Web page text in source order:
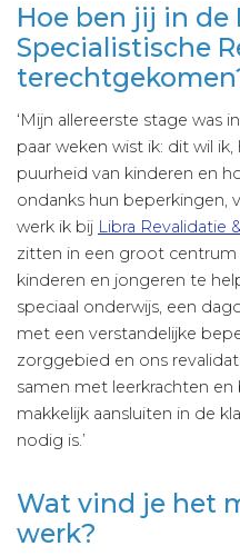
Hoe ben jij in de
Specialistische
‘Mijn allereerste stage was
paar weken wist ik: dit wil
puurheid van kinderen en
ondanks hun beperkingen,
werk ik bij Libra Revalidatie
zitten in een groot
kinderen en jongeren te
speciaal onderwijs, een
met een verstandelijke
zorggebied en ons
samen met leerkrachten en
makkelijk aansluiten in de
nodig is.’
Wat vind je het
werk?